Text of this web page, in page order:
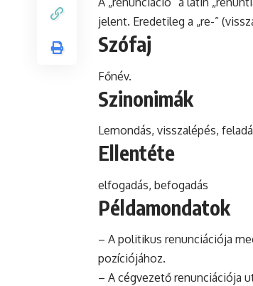
jelent. Eredetileg a „re-”
Szófaj
Főnév.
Szinonimák
Lemondás, visszalépés,
Ellentéte
elfogadás, befogadás
Példamondatok
– A politikus renunciációja
pozíciójához.
– A cégvezető renunciációja